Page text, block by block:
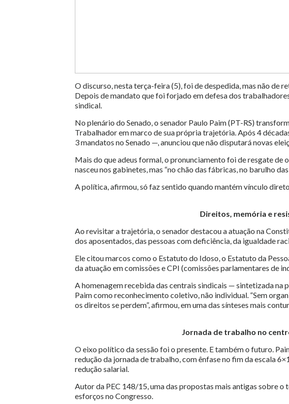
O discurso, nesta terça-feira (5), foi de despedida, mas não de
Depois de mandato que foi forjado em defesa dos
sindical.
No plenário do Senado, o senador Paulo Paim (PT-RS)
Trabalhador em marco de sua própria trajetória. Após 4
3 mandatos no Senado —, anunciou que não disputará novas
Mais do que adeus formal, o pronunciamento foi de resgate de
nasceu nos gabinetes, mas “no chão das fábricas, no barulho
A política, afirmou, só faz sentido quando mantém vínculo
Direitos, memória e
Ao revisitar a trajetória, o senador destacou a atuação na
dos aposentados, das pessoas com deficiência, da igualdade
Ele citou marcos como o Estatuto do Idoso, o Estatuto da
da atuação em comissões e CPI (comissões parlamentares de
A homenagem recebida das centrais sindicais — sintetizada na
Paim como reconhecimento coletivo, não individual. “Sem
os direitos se perdem”, afirmou, em uma das sínteses mais
Jornada de trabalho no
O eixo político da sessão foi o presente. E também o futuro.
redução da jornada de trabalho, com ênfase no fim da escala
redução salarial.
Autor da PEC 148/15, uma das propostas mais antigas sobre o
esforços no Congresso.